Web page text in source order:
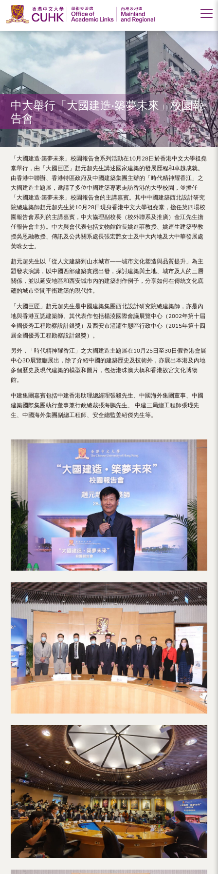
Office
of
Academic
Links
(Mainland
and
Regional),
The
Chinese
University
of
Hong
Kong
中大舉行「大國建造·築夢未來」校園報
告會
「大國建造·築夢未來」校園報告會系列活動在10月28日於香港中文大學祖堯
堂舉行，由「大國巨匠」趙元超先生講述國家建築的發展歷程和卓越成就。
由香港中聯辦、香港特區政府及中國建築集團主辦的「時代精神耀香江」之
大國建造主題展，邀請了多位中國建築專家走訪香港的大學校園，並擔任
「大國建造·築夢未來」校園報告會的主講嘉賓。其中中國建築西北設計研究
院總建築師趙元超先生於10月28日現身香港中文大學祖堯堂，擔任第四場校
園報告會系列的主講嘉賓，中大協理副校長（校外聯系及推廣）金江先生擔
任報告會主持。中大與會代表包括文物館館長姚進莊教授、姚連生建築學教
授吳恩融教授、傳訊及公共關系處長張宏艷女士及中大內地及大中華發展處
黃咏女士。
趙元超先生以「從人文建築到山水城市——城市文化塑造與品質提升」為主
題發表演講，以中國西部建築實踐出發，探討建築與土地、城市及人的三層
關係，並以延安地區和西安城市內的建築創作例子，分享如何在傳統文化底
蘊的城市空間平衡建築的現代性。
「大國巨匠」趙元超先生是中國建築集團西北設計研究院總建築師，亦是內
地與香港互認建築師。其代表作包括楊淩國際會議展覽中心（2002年第十屆
全國優秀工程勘察設計銀獎）及西安市滻灞生態區行政中心（2015年第十四
屆全國優秀工程勘察設計銀獎）。
另外，「時代精神耀香江」之大國建造主題展在10月25日至30日假香港會展
中心3D展覽廳展出，除了介紹中國的建築歷史及技術外，亦展出本港及內地
多個歷史及現代建築的模型和圖片，包括港珠澳大橋和香港故宮文化博物
館。
中建集團嘉賓包括中建香港助理總經理張毅先生、中國海外集團董事、中國
建築國際集團執行董事兼行政總裁張海鵬先生、 中建三局總工程師張琨先
生、中國海外集團副總工程師、安全總監姜紹傑先生等。